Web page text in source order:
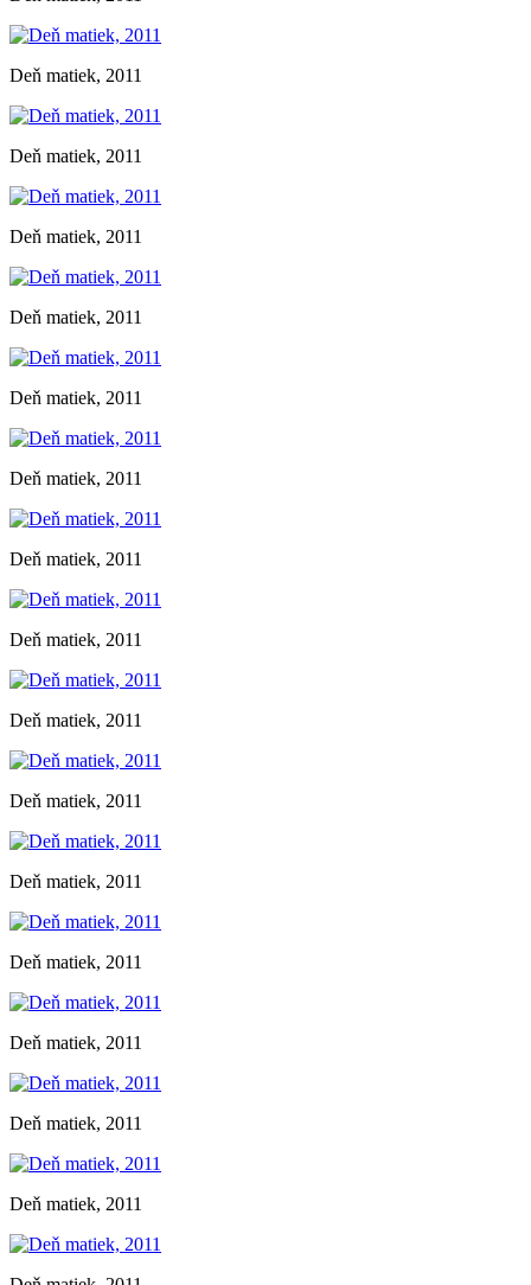
Deň matiek, 2011
Deň matiek, 2011
Deň matiek, 2011
Deň matiek, 2011
Deň matiek, 2011
Deň matiek, 2011
Deň matiek, 2011
Deň matiek, 2011
Deň matiek, 2011
Deň matiek, 2011
Deň matiek, 2011
Deň matiek, 2011
Deň matiek, 2011
Deň matiek, 2011
Deň matiek, 2011